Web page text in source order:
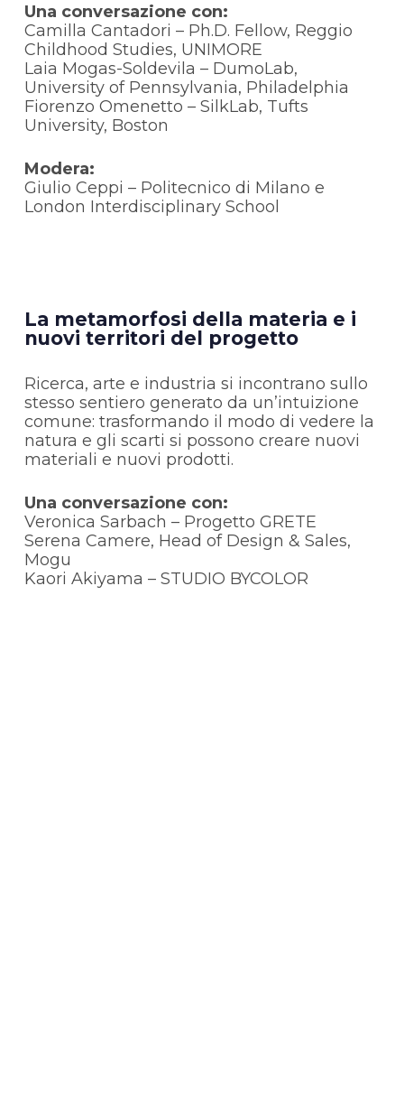
Una conversazione con:
Camilla Cantadori – Ph.D. Fellow, Reggio
Childhood Studies, UNIMORE
Laia Mogas-Soldevila – DumoLab,
University of Pennsylvania, Philadelphia
Fiorenzo Omenetto – SilkLab, Tufts
University, Boston
Modera:
Giulio Ceppi – Politecnico di Milano e
London Interdisciplinary School
La metamorfosi della materia e i
nuovi territori del progetto
Ricerca, arte e industria si incontrano sullo
stesso sentiero generato da un’intuizione
comune: trasformando il modo di vedere la
natura e gli scarti si possono creare nuovi
materiali e nuovi prodotti.
Una conversazione con:
Veronica Sarbach – Progetto GRETE
Serena Camere, Head of Design & Sales,
Mogu
Kaori Akiyama – STUDIO BYCOLOR